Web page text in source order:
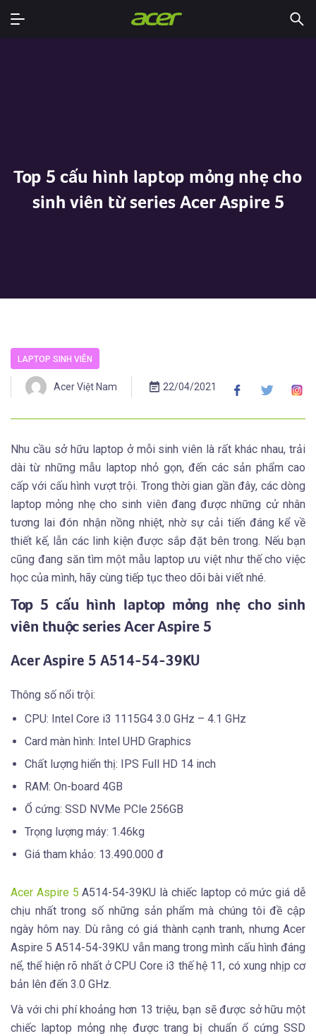
Top 5 cấu hình laptop mỏng nhẹ cho
sinh viên từ series Acer Aspire 5
LAPTOP SINH VIÊN
Acer Việt Nam 22/04/2021
Nhu cầu sở hữu laptop ở mỗi sinh viên là rất khác nhau, trải
dài từ những mẫu laptop nhỏ gọn, đến các sản phẩm cao
cấp với cấu hình vượt trội. Trong thời gian gần đây, các dòng
laptop mỏng nhẹ cho sinh viên đang được những cử nhân
tương lai đón nhận nồng nhiệt, nhờ sự cải tiến đáng kể về
thiết kế, lẫn các linh kiện được sắp đặt bên trong. Nếu bạn
cũng đang săn tìm một mẫu laptop ưu việt như thế cho việc
học của mình, hãy cùng tiếp tục theo dõi bài viết nhé.
Top 5 cấu hình laptop mỏng nhẹ cho sinh
viên thuộc series Acer Aspire 5
Acer Aspire 5 A514-54-39KU
Thông số nổi trội:
CPU: Intel Core i3 1115G4 3.0 GHz – 4.1 GHz
Card màn hình: Intel UHD Graphics
Chất lượng hiển thị: IPS Full HD 14 inch
RAM: On-board 4GB
Ổ cứng: SSD NVMe PCle 256GB
Trọng lượng máy: 1.46kg
Giá tham khảo: 13.490.000 đ
Acer Aspire 5 A514-54-39KU là chiếc laptop có mức giá dễ
chịu nhất trong số những sản phẩm mà chúng tôi đề cập
ngày hôm nay. Dù rằng có giá thành cạnh tranh, nhưng Acer
Aspire 5 A514-54-39KU vẫn mang trong mình cấu hình đáng
nể, thể hiện rõ nhất ở CPU Core i3 thế hệ 11, có xung nhịp cơ
bản lên đến 3.0 GHz.
Và với chi phí khoảng hơn 13 triệu, bạn sẽ được sở hữu một
chiếc laptop mỏng nhẹ được trang bị chuẩn ổ cứng SSD